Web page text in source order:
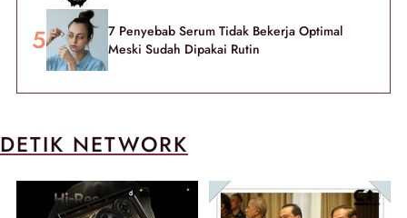
7 Penyebab Serum Tidak Bekerja Optimal
Meski Sudah Dipakai Rutin
DETIK NETWORK